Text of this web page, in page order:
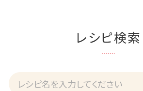
レシピ検索